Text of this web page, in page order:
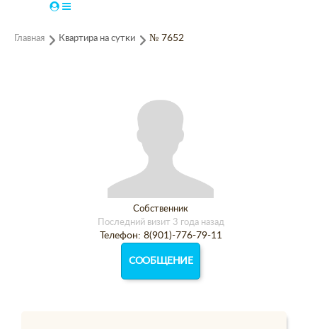
Главная Квартира на сутки № 7652
Собственник
Последний визит 3 года назад
Телефон: 8(901)-776-79-11
СООБЩЕНИЕ